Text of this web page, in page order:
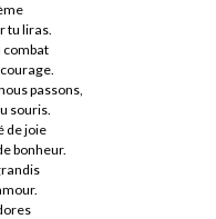
tu liras.
combat
passons,
souris.
de joie
bonheur.